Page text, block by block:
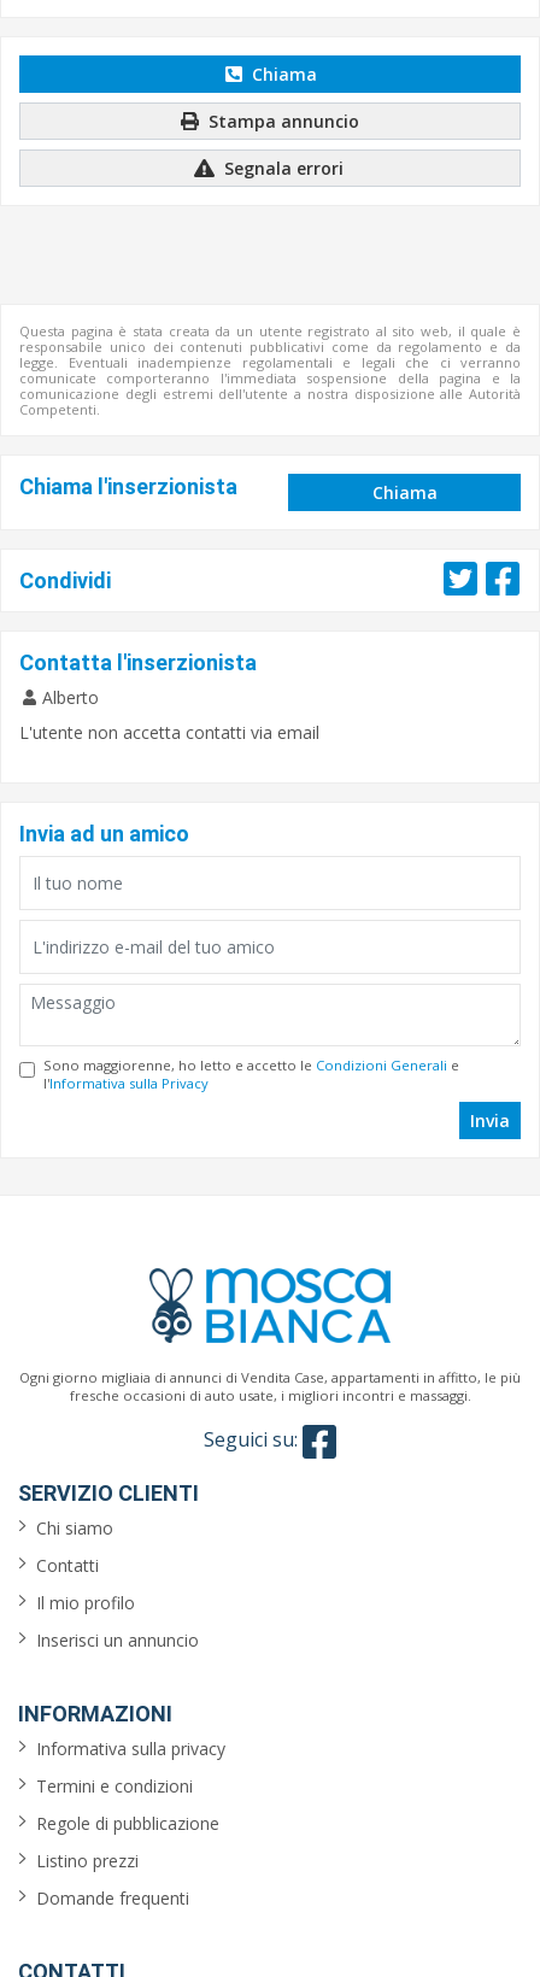
Chiama
Stampa annuncio
Segnala errori
Questa pagina è stata creata da un utente registrato al sito web, il quale è
responsabile unico dei contenuti pubblicativi come da regolamento e da
legge. Eventuali inadempienze regolamentali e legali che ci verranno
comunicate comporteranno l'immediata sospensione della pagina e la
comunicazione degli estremi dell'utente a nostra disposizione alle Autorità
Competenti.
Chiama l'inserzionista Chiama
Condividi
Contatta l'inserzionista
Alberto
L'utente non accetta contatti via email
Invia ad un amico
Sono maggiorenne, ho letto e accetto le Condizioni Generali e
l'Informativa sulla Privacy
Invia
Ogni giorno migliaia di annunci di Vendita Case, appartamenti in affitto, le più
fresche occasioni di auto usate, i migliori incontri e massaggi.
Seguici su:
SERVIZIO CLIENTI
Chi siamo
Contatti
Il mio profilo
Inserisci un annuncio
INFORMAZIONI
Informativa sulla privacy
Termini e condizioni
Regole di pubblicazione
Listino prezzi
Domande frequenti
CONTATTI